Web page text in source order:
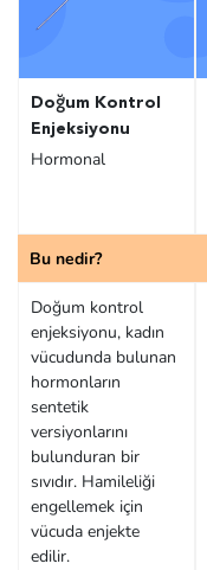
Doğum Kontrol
Enjeksiyonu
Hormonal
Bu nedir?
Doğum kontrol
enjeksiyonu, kadın
vücudunda bulunan
hormonların
sentetik
versiyonlarını
bulunduran bir
sıvıdır. Hamileliği
engellemek için
vücuda enjekte
edilir.